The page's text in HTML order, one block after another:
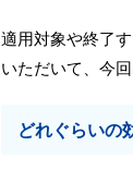
適用対象や終了
いただいて、今
どれぐらいの